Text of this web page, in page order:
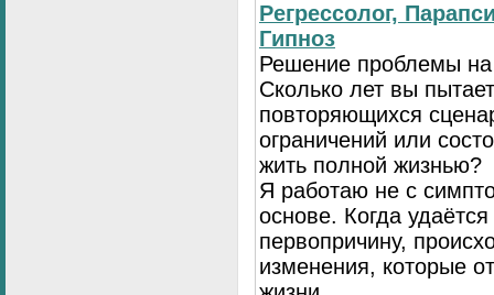
Регрессолог,
Гипноз
Решение проблемы на
Сколько лет вы
повторяющихся
ограничений или
жить полной жизнью?
Я работаю не с
основе. Когда
первопричину,
изменения, которые